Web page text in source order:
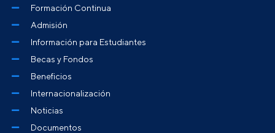
Formación Continua
Admisión
Información para Estudiantes
Becas y Fondos
Beneficios
Internacionalización
Noticias
Documentos